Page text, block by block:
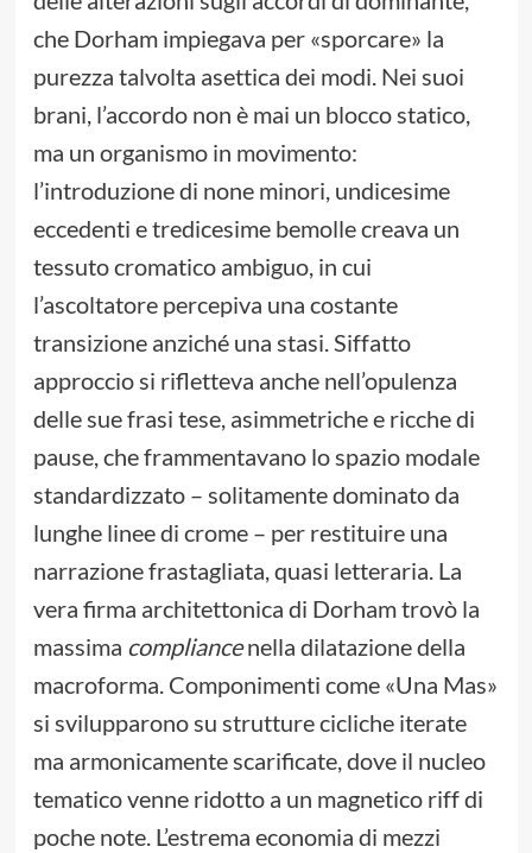
che Dorham impiegava per «sporcare» la
purezza talvolta asettica dei modi. Nei suoi
brani, l’accordo non è mai un blocco statico,
ma un organismo in movimento:
l’introduzione di none minori, undicesime
eccedenti e tredicesime bemolle creava un
tessuto cromatico ambiguo, in cui
l’ascoltatore percepiva una costante
transizione anziché una stasi. Siffatto
approccio si rifletteva anche nell’opulenza
delle sue frasi tese, asimmetriche e ricche di
pause, che frammentavano lo spazio modale
standardizzato – solitamente dominato da
lunghe linee di crome – per restituire una
narrazione frastagliata, quasi letteraria. La
vera firma architettonica di Dorham trovò la
massima compliancenella dilatazione della
macroforma. Componimenti come «Una Mas»
si svilupparono su strutture cicliche iterate
ma armonicamente scarificate, dove il nucleo
tematico venne ridotto a un magnetico riff di
poche note. L’estrema economia di mezzi